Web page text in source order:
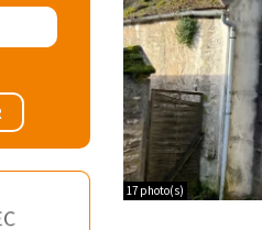
17 photo(s)